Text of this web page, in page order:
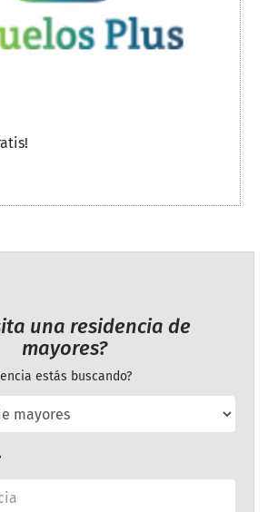
una residencia de
mayores?
estás buscando?